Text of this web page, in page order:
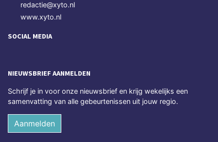
redactie@xyto.nl
www.xyto.nl
SOCIAL MEDIA
NIEUWSBRIEF AANMELDEN
Schrijf je in voor onze nieuwsbrief en krijg wekelijks een
samenvatting van alle gebeurtenissen uit jouw regio.
Aanmelden